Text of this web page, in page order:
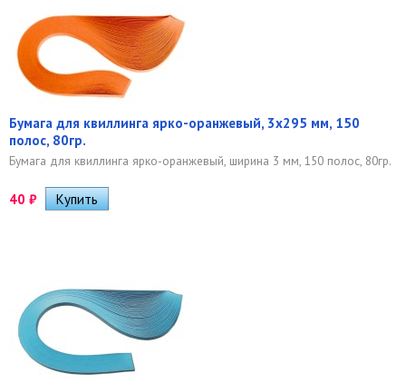
Бумага для квиллинга ярко-оранжевый, 3х295 мм, 150
полос, 80гр.
Бумага для квиллинга ярко-оранжевый, ширина 3 мм, 150 полос, 80гр.
40 ₽